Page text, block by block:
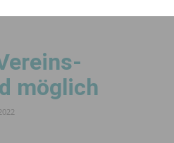
möglich